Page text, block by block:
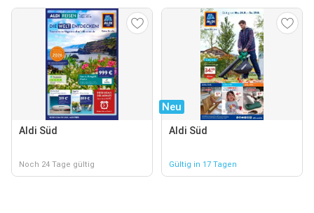
Aldi Süd
Noch 24 Tage gültig
Neu
Aldi Süd
Gültig in 17 Tagen